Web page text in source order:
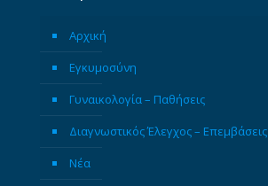
Αρχική
Εγκυμοσύνη
Γυναικολογία – Παθήσεις
Διαγνωστικός Έλεγχος – Επεμβάσεις
Νέα